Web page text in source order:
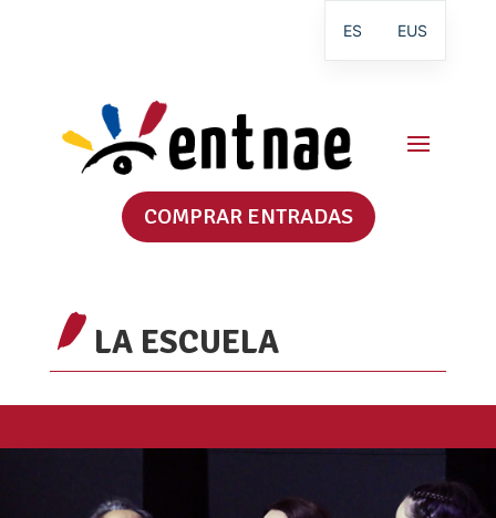
COMPRAR ENTRADAS
LA ESCUELA
ES EUS